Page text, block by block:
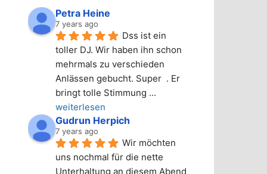
Petra Heine
7 years ago
Dss ist ein
toller DJ. Wir haben ihn schon
mehrmals zu verschieden
Anlässen gebucht. Super  . Er
bringt tolle Stimmung
weiterlesen
Gudrun Herpich
7 years ago
Wir möchten
uns nochmal für die nette
Unterhaltung an diesem Abend